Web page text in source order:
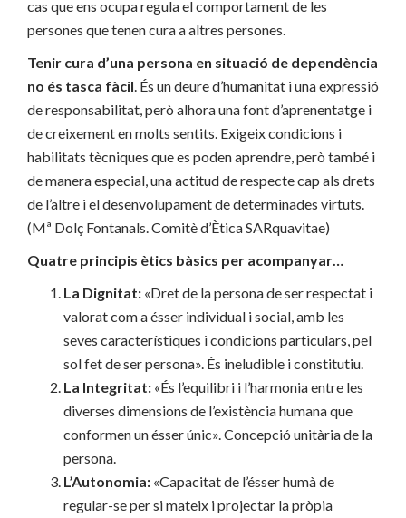
cas que ens ocupa regula el comportament de les
persones que tenen cura a altres persones.
Tenir cura d’una persona en situació de dependència
no és tasca fàcil. És un deure d’humanitat i una expressió
de responsabilitat, però alhora una font d’aprenentatge i
de creixement en molts sentits. Exigeix ​​condicions i
habilitats tècniques que es poden aprendre, però també i
de manera especial, una actitud de respecte cap als drets
de l’altre i el desenvolupament de determinades virtuts.
(Mª Dolç Fontanals. Comitè d’Ètica SARquavitae)
Quatre principis ètics bàsics per acompanyar…
La Dignitat: «Dret de la persona de ser respectat i
valorat com a ésser individual i social, amb les
seves característiques i condicions particulars, pel
sol fet de ser persona». És ineludible i constitutiu.
La Integritat: «És l’equilibri i l’harmonia entre les
diverses dimensions de l’existència humana que
conformen un ésser únic». Concepció unitària de la
persona.
L’Autonomia: «Capacitat de l’ésser humà de
regular-se per si mateix i projectar la pròpia